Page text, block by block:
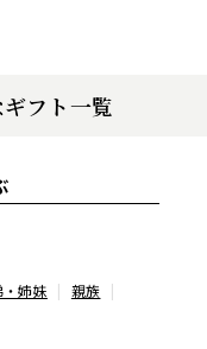
フト一覧
・姉妹 親族